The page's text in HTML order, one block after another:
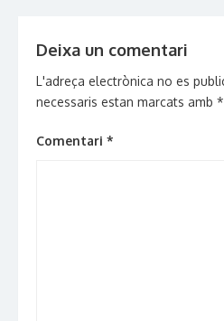
Deixa un comentari
L'adreça electrònica no es
necessaris estan marcats amb *
Comentari *